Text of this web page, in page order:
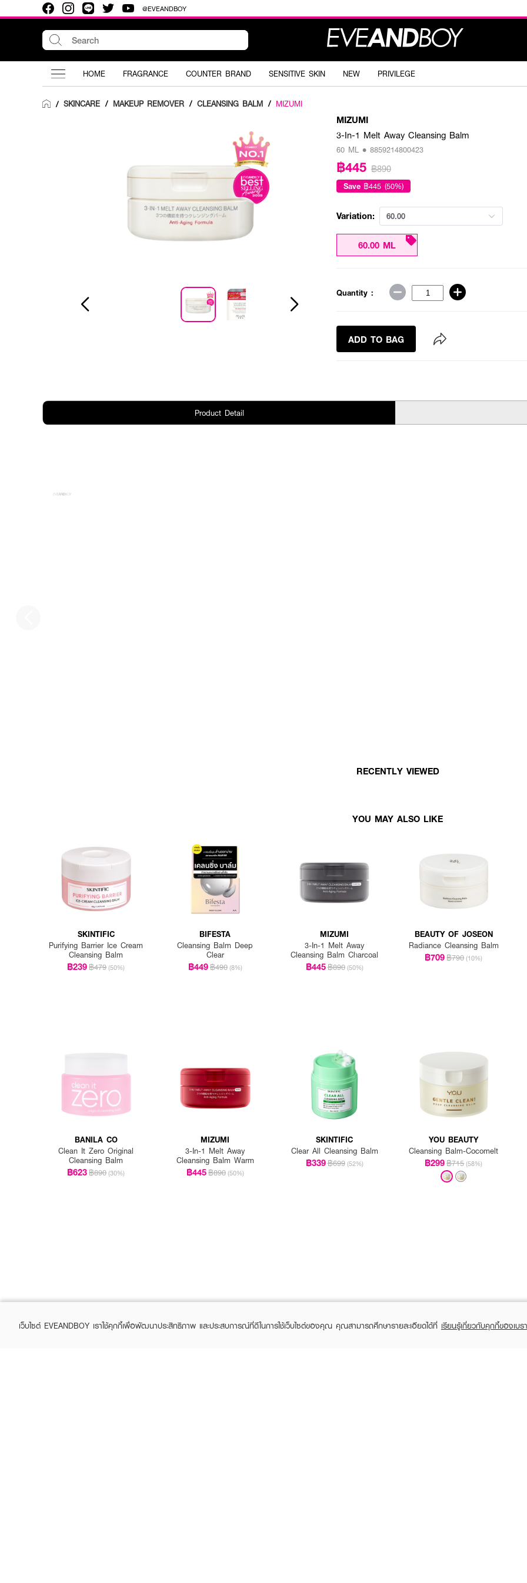
@EVEANDBOY
HOME FRAGRANCE COUNTER BRAND SENSITIVE SKIN NEW PRIVILEGE
/ SKINCARE / MAKEUP REMOVER / CLEANSING BALM / MIZUMI
MIZUMI
3-In-1 Melt Away Cleansing Balm
60 ML • 8859214800423
฿445 ฿890
Save ฿445 (50%)
Variation: 60.00
60.00 ML
Quantity :
ADD TO BAG
Product Detail
RECENTLY VIEWED
YOU MAY ALSO LIKE
SKINTIFIC
Purifying Barrier Ice Cream
Cleansing Balm
฿239฿479 (50%)
BIFESTA
Cleansing Balm Deep
Clear
฿449฿490 (8%)
MIZUMI
3-In-1 Melt Away
Cleansing Balm Charcoal
฿445฿890 (50%)
BEAUTY OF JOSEON
Radiance Cleansing Balm
฿709฿790 (10%)
BANILA CO
Clean It Zero Original
Cleansing Balm
฿623฿890 (30%)
MIZUMI
3-In-1 Melt Away
Cleansing Balm Warm
฿445฿890 (50%)
SKINTIFIC
Clear All Cleansing Balm
฿339฿699 (52%)
YOU BEAUTY
Cleansing Balm-Cocomelt
฿299฿715 (58%)
เว็บไซต์ EVEANDBOY เราใช้คุกกี้เพื่อพัฒนาประสิทธิภาพ และประสบการณ์ที่ดีในการใช้เว็บไซต์ของคุณ คุณสามารถศึกษารายละเอียดได้ที่ เรียนรู้เกี่ยวกับคุกกี้ของเบร